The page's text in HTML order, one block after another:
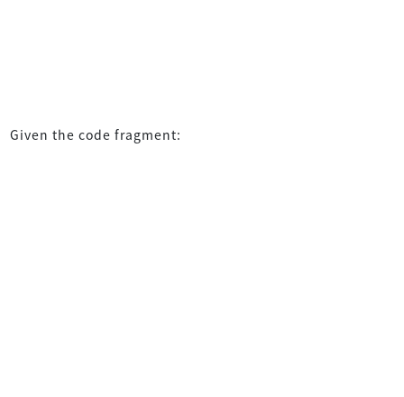
Given the code fragment: